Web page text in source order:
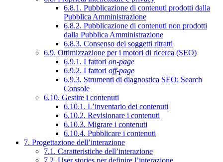
6.8.1. Pubblicazione di contenuti prodotti dalla
Pubblica Amministrazione
6.8.2. Pubblicazione di contenuti non prodotti
dalla Pubblica Amministrazione
6.8.3. Consenso dei soggetti ritratti
6.9. Ottimizzazione per i motori di ricerca (SEO)
6.9.1. I fattori on-page
6.9.2. I fattori off-page
6.9.3. Strumenti di diagnostica SEO: Search
Console
6.10. Gestire i contenuti
6.10.1. L’inventario dei contenuti
6.10.2. Revisionare i contenuti
6.10.3. Migrare i contenuti
6.10.4. Pubblicare i contenuti
7. Progettazione dell’interazione
7.1. Caratteristiche dell’interazione
7.2. User stories per definire l’interazione